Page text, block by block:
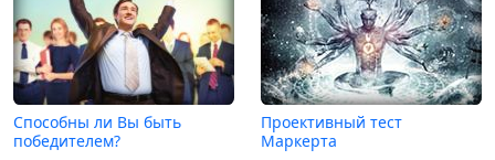
Способны ли Вы быть
победителем?
Проективный тест
Маркерта